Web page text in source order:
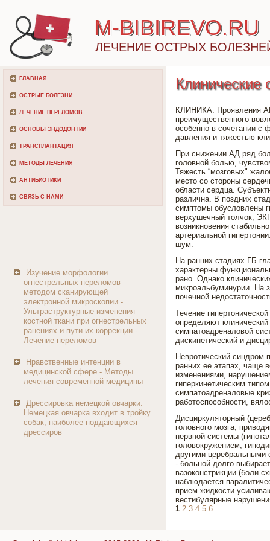
M-BIBIREVO.RU
ЛЕЧЕНИЕ ОСТРЫХ
ГЛАВНАЯ
ОСТРЫЕ БОЛЕЗНИ
ЛЕЧЕНИЕ ПЕРЕЛОМОВ
ОСНОВЫ ЭНДОДОНТИИ
ТРАНСПЛАНТАЦИЯ
МЕТОДЫ ЛЕЧЕНИЯ
АНТИБИОТИКИ
СВЯЗЬ С НАМИ
Изучение морфологии
огнестрельных переломов
методом сканирующей
электронной микроскопии -
Ультраструктурные изменения
костной ткани при огнестрельных
ранениях и пути их коррекции -
Лечение переломов
Нравственные интенции в
медицинской сфере - Методы
лечения современной медицины
Дрессировка немецкой овчарки.
Немецкая овчарка входит в тройку
собак, наиболее поддающихся
дрессиров
Клинические
КЛИНИКА. Проявления
преимущественного
особенно в сочетании с
давления и тяжестью
При снижении АД ряд
головной болью,
Тяжесть “мозговых"
место со стороны
области сердца.
различна. В поздних
симптомы обусловлены
верхушечный толчок,
возникновения
артериальной
шум.
На ранних стадиях ГБ
характерны
рано. Однако
микроальбуминурии. На
почечной
Течение
определяют
симпатоадреналовой
дискинетический и
Невротический синдром
ранних ее этапах, чаще
изменениями,
гиперкинетическим
симпатоадреналовые
работоспособности,
Дисциркуляторный
головного мозга,
нервной системы
головокружением,
другими церебральными
- больной долго
вазоконстрикции (боли
наблюдается
прием жидкости
вестибулярные
1 2 3 4 5 6